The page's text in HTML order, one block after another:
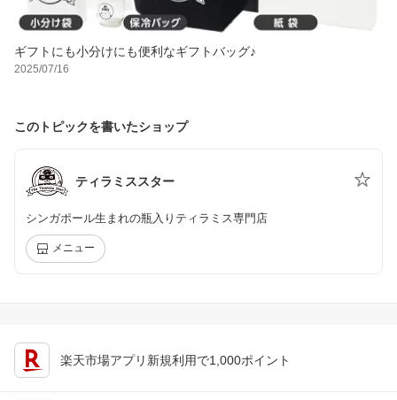
ギフトにも小分けにも便利なギフトバッグ♪
2025/07/16
このトピックを書いたショップ
ティラミススター
シンガポール生まれの瓶入りティラミス専門店
メニュー
楽天市場アプリ新規利用で1,000ポイント